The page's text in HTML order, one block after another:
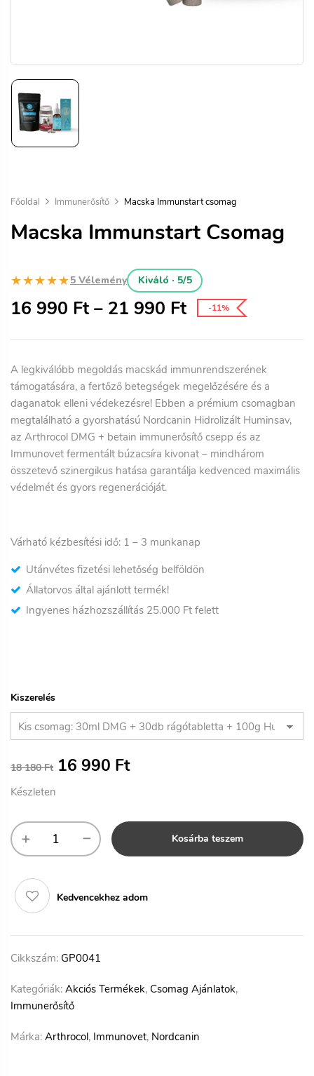
Főoldal Immunerősítő Macska Immunstart csomag
Macska Immunstart Csomag
★★★★★5 Vélemény Kiváló · 5/5
16 990 Ft– 21 990 Ft -11%
A legkiválóbb megoldás macskád immunrendszerének
támogatására, a fertőző betegségek megelőzésére és a
daganatok elleni védekezésre! Ebben a prémium csomagban
megtalálható a gyorshatású Nordcanin Hidrolizált Huminsav,
az Arthrocol DMG + betain immunerősítő csepp és az
Immunovet fermentált búzacsíra kivonat – mindhárom
összetevő szinergikus hatása garantálja kedvenced maximális
védelmét és gyors regenerációját.
Várható kézbesítési idő: 1 – 3 munkanap
Utánvétes fizetési lehetőség belföldön
Állatorvos által ajánlott termék!
Ingyenes házhozszállítás 25.000 Ft felett
Kiszerelés
18 180Ft 16 990 Ft
Készleten
Kosárba teszem
Kedvencekhez adom
Cikkszám: GP0041
Kategóriák: Akciós Termékek, Csomag Ajánlatok,
Immunerősítő
Márka: Arthrocol, Immunovet, Nordcanin